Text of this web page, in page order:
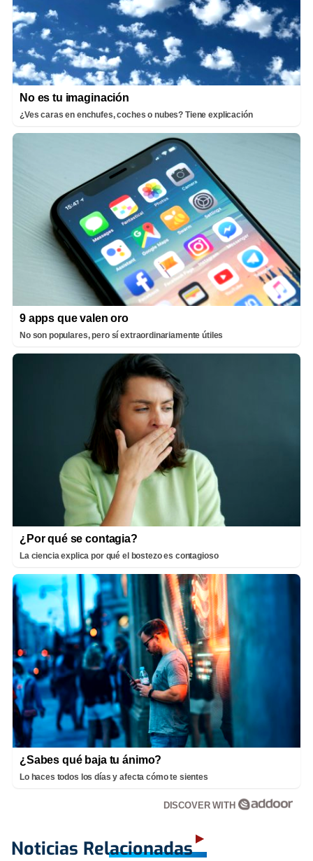
No es tu imaginación
¿Ves caras en enchufes, coches o nubes? Tiene explicación
9 apps que valen oro
No son populares, pero sí extraordinariamente útiles
¿Por qué se contagia?
La ciencia explica por qué el bostezo es contagioso
¿Sabes qué baja tu ánimo?
Lo haces todos los días y afecta cómo te sientes
DISCOVER WITH
Noticias Relacionadas